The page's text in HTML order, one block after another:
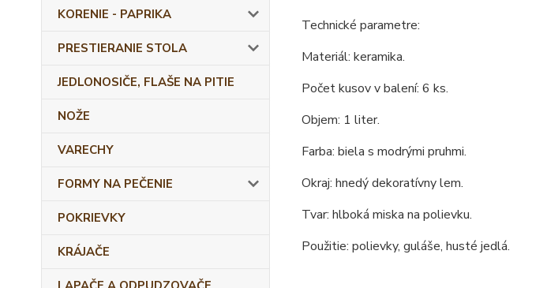
KORENIE - PAPRIKA
PRESTIERANIE STOLA
JEDLONOSIČE, FLAŠE NA PITIE
NOŽE
VARECHY
FORMY NA PEČENIE
POKRIEVKY
KRÁJAČE
Technické parametre:
Materiál: keramika.
Počet kusov v balení: 6 ks.
Objem: 1 liter.
Farba: biela s modrými pruhmi.
Okraj: hnedý dekoratívny lem.
Tvar: hlboká miska na polievku.
Použitie: polievky, guláše, husté jedlá.